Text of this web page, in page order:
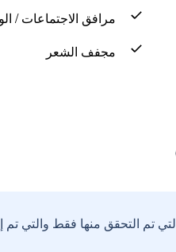
مرافق الاجتماعات /
مجفف الشعر
تم التحقق منها فقط والتي